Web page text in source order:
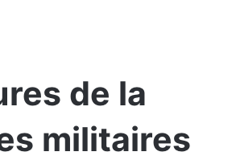
de la
militaires